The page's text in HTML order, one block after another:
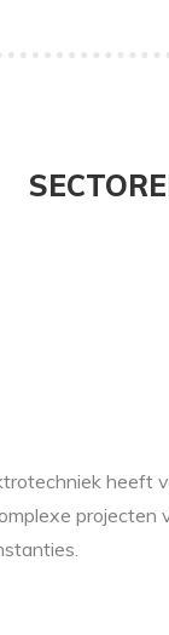
heeft
projecten